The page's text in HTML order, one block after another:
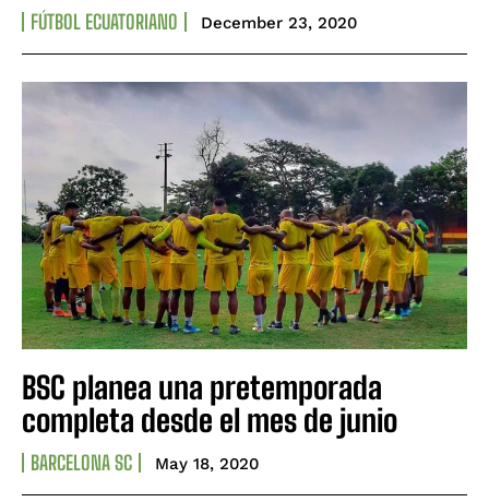
FÚTBOL ECUATORIANO December 23, 2020
BSC planea una pretemporada
completa desde el mes de junio
BARCELONA SC May 18, 2020